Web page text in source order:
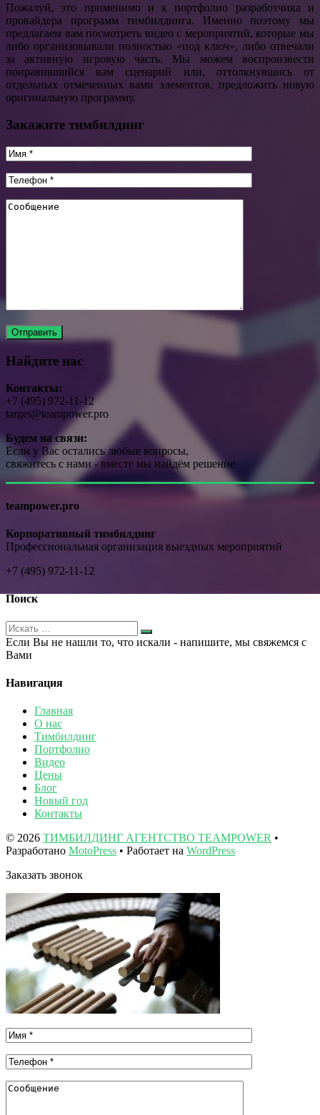
Пожалуй, это применимо и к портфолио разработчика и
провайдера программ тимбилдинга. Именно поэтому мы
предлагаем вам посмотреть видео с мероприятий, которые мы
либо организовывали полностью «под ключ», либо отвечали
за активную игровую часть. Мы можем воспроизвести
понравившийся вам сценарий или, оттолкнувшись от
отдельных отмеченных вами элементов, предложить новую
оригинальную программу.
Закажите тимбилдинг
Найдите нас
Контакты:
+7 (495) 972-11-12
target@teampower.pro
Будем на связи:
Если у Вас остались любые вопросы,
свяжитесь с нами - вместе мы найдём решение
teampower.pro
Корпоративный тимбилдинг
Профессиональная организация выездных мероприятий
+7 (495) 972-11-12
Поиск
Если Вы не нашли то, что искали - напишите, мы свяжемся с
Вами
Навигация
Главная
О нас
Тимбилдинг
Портфолио
Видео
Цены
Блог
Новый год
Контакты
© 2026 ТИМБИЛДИНГ АГЕНТСТВО TEAMPOWER •
Разработано MotoPress • Работает на WordPress
Заказать звонок